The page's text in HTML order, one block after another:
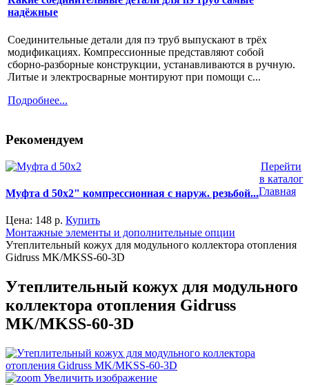
надёжные
Соединительные детали для пэ труб выпускают в трёх
модификациях. Компрессионные представляют собой
сборно-разборные конструкции, устанавливаются в ручную.
Литые и электросварные монтируют при помощи с...
Подробнее...
Рекомендуем
Муфта d 50x2" компрессионная с наруж. резьбой...
Цена: 148 р. Купить
Перейти
в каталог
Главная
Монтажные элементы и дополнительные опции
Утеплительный кожух для модульного коллектора отопления
Gidruss MK/MKSS-60-3D
Утеплительный кожух для модульного
коллектора отопления Gidruss
MK/MKSS-60-3D
Увеличить изображение